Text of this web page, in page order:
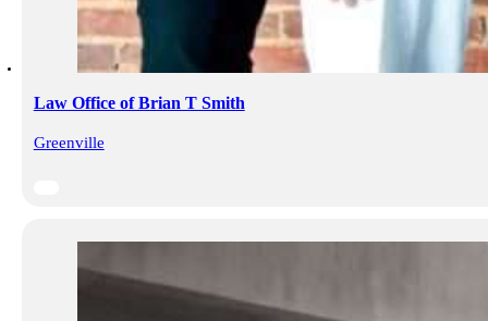
Law Office of Brian T Smith
Greenville